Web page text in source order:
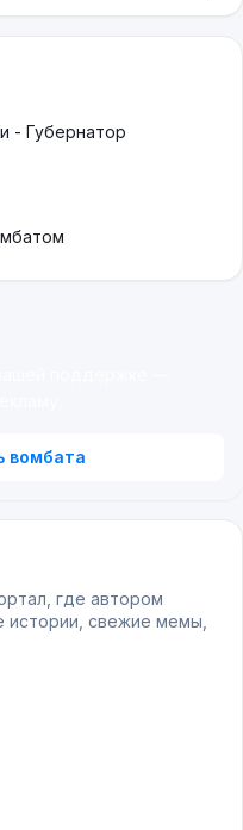
- Губернатор
вомбата
где автором
истории, свежие мемы,